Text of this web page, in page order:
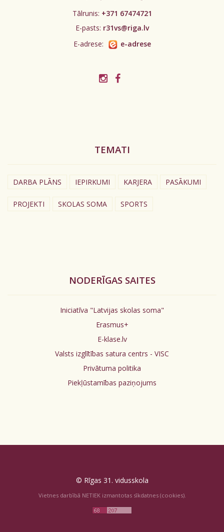
Tālrunis: +371 67474721
E-pasts: r31vs@riga.lv
E-adrese:
e-adrese
TEMATI
DARBA PLĀNS IEPIRKUMI KARJERA PASĀKUMI
PROJEKTI SKOLAS SOMA SPORTS
NODERĪGAS SAITES
Iniciatīva "Latvijas skolas soma"
Erasmus+
E-klase.lv
Valsts izglītības satura centrs - VISC
Privātuma politika
Piekļūstamības paziņojums
© Rīgas 31. vidusskola
Vietnes darbībā NETIEK izmantotas sīkdatnes (cookies).